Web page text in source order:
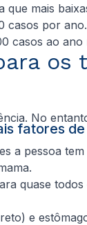
mais
por
casos ao ano
No
fatores
a pessoa
quase todos
e